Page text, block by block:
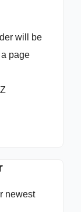
will be
page
newest